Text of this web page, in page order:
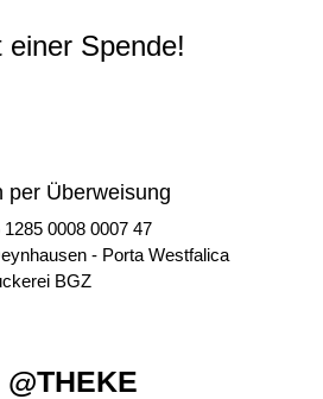
einer Spende!
per Überweisung
0008 0007 47
- Porta Westfalica
BGZ